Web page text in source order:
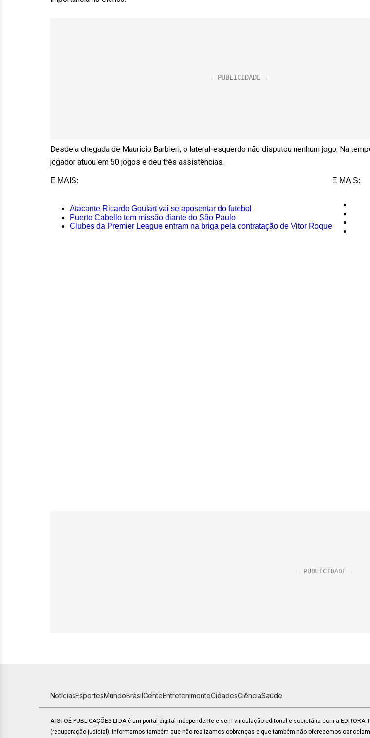
Desde a chegada de Mauricio Barbieri, o lateral-esquerdo não disputou nenhum jogo. Na
jogador atuou em 50 jogos e deu três assistências.
E MAIS:
Atacante Ricardo Goulart vai se aposentar do futebol
Puerto Cabello tem missão diante do São Paulo
Clubes da Premier League entram na briga pela contratação de Vitor Roque
E MAIS:
NotíciasEsportesMundoBrasilGenteEntretenimentoCidadesCiênciaSaúde
A ISTOÉ PUBLICAÇÕES LTDA é um portal digital independente e sem vinculação editorial e societária com a EDITORA
(recuperação judicial). Informamos também que não realizamos cobranças e que também não oferecemos